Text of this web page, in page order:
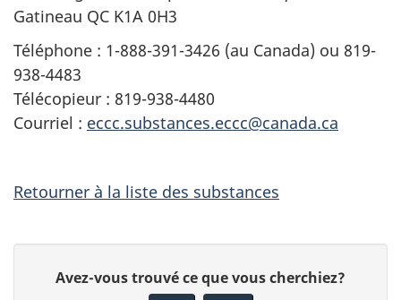
Gatineau QC K1A 0H3
Téléphone : 1-888-391-3426 (au Canada) ou 819-
938-4483
Télécopieur : 819-938-4480
Courriel : eccc.substances.eccc@canada.ca
Retourner à la liste des substances
Avez-vous trouvé ce que vous cherchiez?